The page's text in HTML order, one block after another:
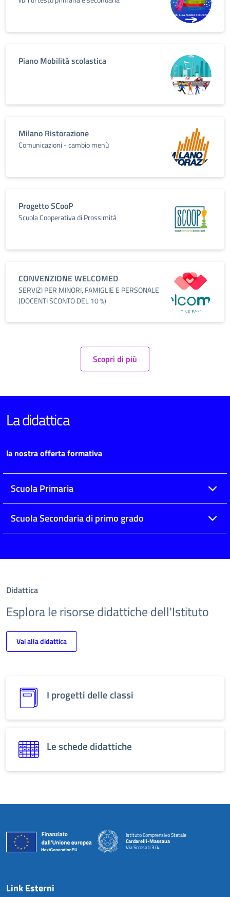
Piano Mobilità scolastica
Milano Ristorazione
Comunicazioni - cambio menù
Progetto SCooP
Scuola Cooperativa di Prossimità
CONVENZIONE WELCOMED
SERVIZI PER MINORI, FAMIGLIE E PERSONALE
(DOCENTI SCONTO DEL 10 %)
Scopri di più
La didattica
la nostra offerta formativa
Scuola Primaria
Scuola Secondaria di primo grado
Didattica
Esplora le risorse didattiche dell'Istituto
Vai alla didattica
I progetti delle classi
Le schede didattiche
Istituto Comprensivo Statale
Cardarelli-Massaua
Via Scrosati 3/4
Link Esterni